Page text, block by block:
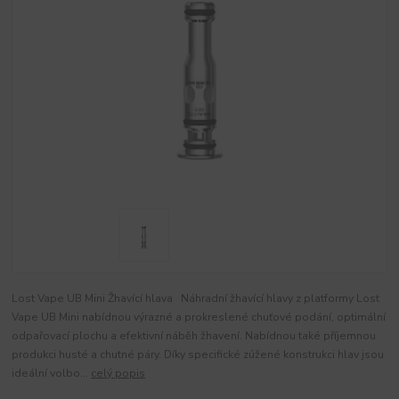
Lost Vape UB Mini Žhavící hlava Náhradní žhavící hlavy z platformy Lost
Vape UB Mini nabídnou výrazné a prokreslené chuťové podání, optimální
odpařovací plochu a efektivní náběh žhavení. Nabídnou také příjemnou
produkci husté a chutné páry. Díky specifické zúžené konstrukci hlav jsou
ideální volbo... celý popis